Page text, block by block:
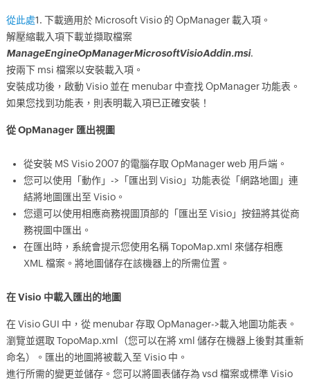
從此處1. 下載適用於 Microsoft Visio 的 OpManager 載入項。
解壓縮載入項下載並擷取檔案
ManageEngineOpManagerMicrosoftVisioAddin.msi.
按兩下 msi 檔案以安裝載入項。
安裝成功後，啟動 Visio 並在 menubar 中查找 OpManager 功能表。
如果您找到功能表，則表明載入項已正確安裝！
從 OpManager 匯出視圖
從安裝 MS Visio 2007 的電腦存取 OpManager web 用戶端。
您可以使用「動作」->「匯出到 Visio」功能表從「網路地圖」連
結將地圖匯出至 Visio。
您還可以使用相應商務視圖頂部的「匯出至 Visio」按鈕將其從商
務視圖中匯出。
在匯出時，系統會提示您使用名稱 TopoMap.xml 來儲存相應
XML 檔案。將地圖儲存在該機器上的所需位置。
在 Visio 中載入匯出的地圖
在 Visio GUI 中，從 menubar 存取 OpManager->載入地圖功能表。
瀏覽並選取 TopoMap.xml（您可以在將 xml 儲存在機器上後對其重新
命名）。匯出的地圖將被載入至 Visio 中。
進行所需的變更並儲存。您可以將圖表儲存為 vsd 檔案或標準 Visio